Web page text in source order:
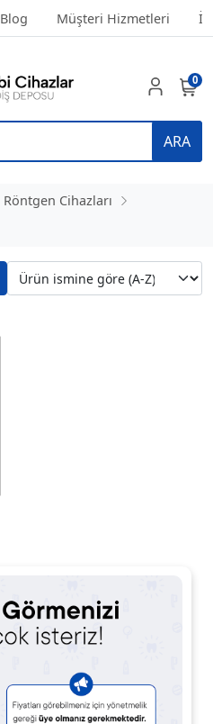
Blog Müşteri Hizmetleri
ARA
0
Röntgen Cihazları
1